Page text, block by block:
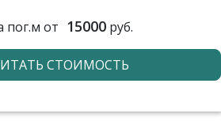
пог.м от 15000руб.
СТОИМОСТЬ